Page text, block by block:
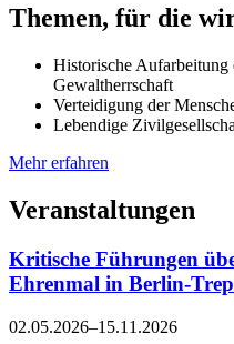
Themen, für die
Historische Aufarbeitung
Gewaltherrschaft
Verteidigung der
Lebendige
Mehr erfahren
Veranstaltungen
Kritische Führungen
Ehrenmal in Berlin-
02.05.2026–15.11.2026